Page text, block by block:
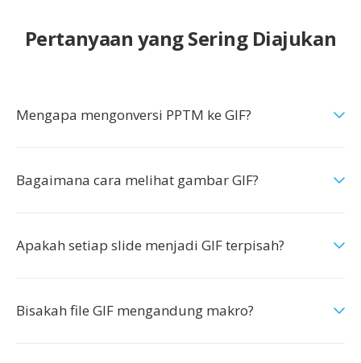
Pertanyaan yang Sering Diajukan
Mengapa mengonversi PPTM ke GIF?
Bagaimana cara melihat gambar GIF?
Apakah setiap slide menjadi GIF terpisah?
Bisakah file GIF mengandung makro?